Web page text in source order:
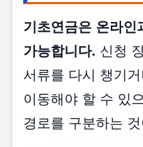
기초연금은 온라인
가능합니다. 신청
서류를 다시 챙기
이동해야 할 수 있
경로를 구분하는